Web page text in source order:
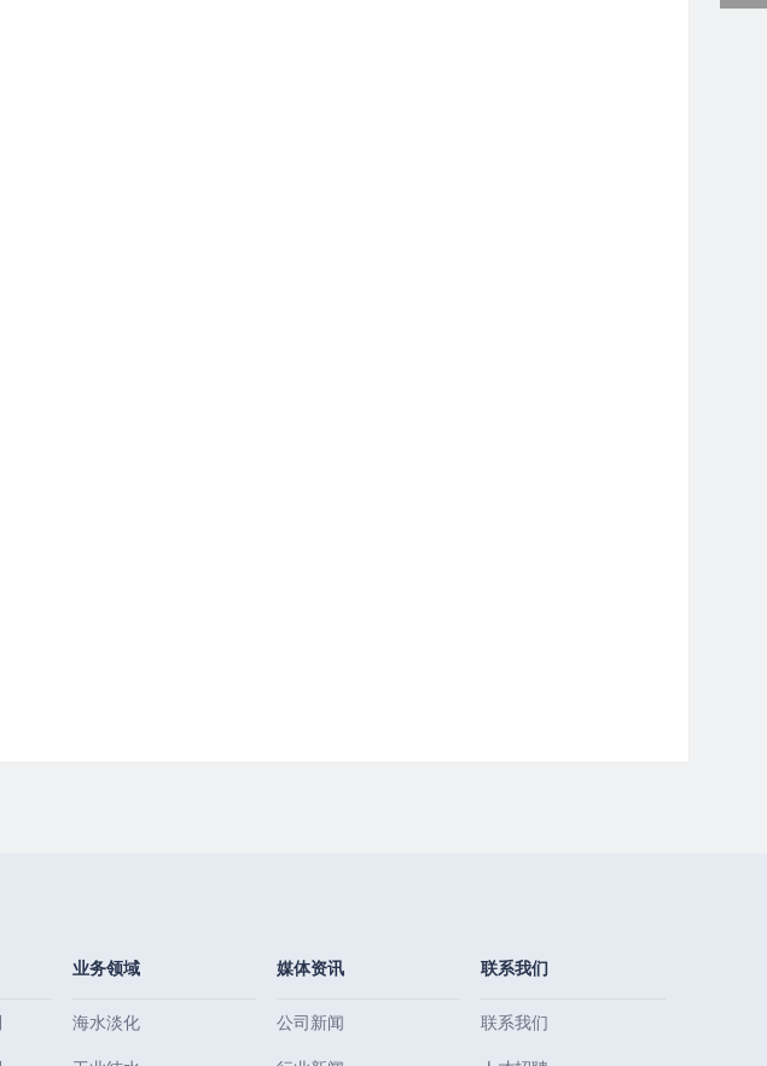
业务领域
海水淡化
媒体资讯
公司新闻
联系我们
联系我们